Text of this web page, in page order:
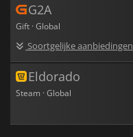
G2A
Gift · Global
Soortgelijke aanbiedingen
Eldorado
Steam · Global